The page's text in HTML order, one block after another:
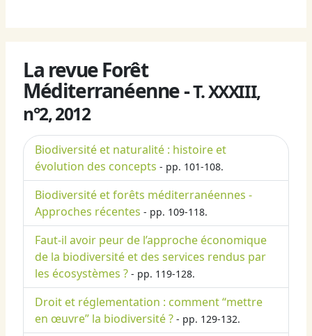
La revue Forêt
Méditerranéenne -T. XXXIII,
n°2, 2012
Biodiversité et naturalité : histoire et
évolution des concepts - pp. 101-108.
Biodiversité et forêts méditerranéennes -
Approches récentes - pp. 109-118.
Faut-il avoir peur de l’approche économique
de la biodiversité et des services rendus par
les écosystèmes ? - pp. 119-128.
Droit et réglementation : comment “mettre
en œuvre” la biodiversité ? - pp. 129-132.